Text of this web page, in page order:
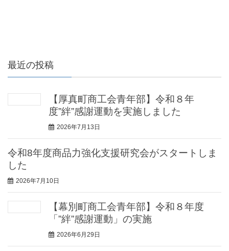
最近の投稿
【厚真町商工会青年部】令和８年
度”絆”感謝運動を実施しました
2026年7月13日
令和8年度商品力強化支援研究会がスタートしま
した
2026年7月10日
【幕別町商工会青年部】令和８年度
「”絆”感謝運動」の実施
2026年6月29日